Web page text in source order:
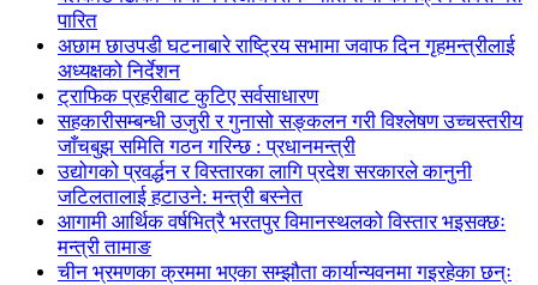
पारित
अछाम छाउपडी घटनाबारे राष्ट्रिय सभामा जवाफ दिन गृहमन्त्रीलाई
अध्यक्षको निर्देशन
ट्राफिक प्रहरीबाट कुटिए सर्वसाधारण
सहकारीसम्बन्धी उजुरी र गुनासो सङ्कलन गरी विश्लेषण उच्चस्तरीय
जाँचबुझ समिति गठन गरिन्छ : प्रधानमन्त्री
उद्योगको प्रवर्द्धन र विस्तारका लागि प्रदेश सरकारले कानुनी
जटिलतालाई हटाउने: मन्त्री बस्नेत
आगामी आर्थिक वर्षभित्रै भरतपुर विमानस्थलको विस्तार भइसक्छः
मन्त्री तामाङ
चीन भ्रमणका क्रममा भएका सम्झौता कार्यान्यवनमा गइरहेका छन्ः